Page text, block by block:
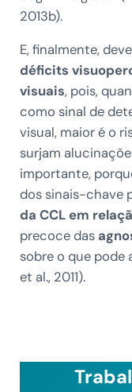
2013b).
E, finalmente,
déficits
visuais, pois,
como sinal de
visual, maior é o
surjam
importante,
dos sinais-chave
da CCL em
precoce das
sobre o que pode
et al., 2011).